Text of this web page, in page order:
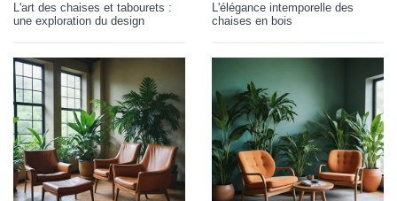
L'art des chaises et tabourets :
une exploration du design
L'élégance intemporelle des
chaises en bois